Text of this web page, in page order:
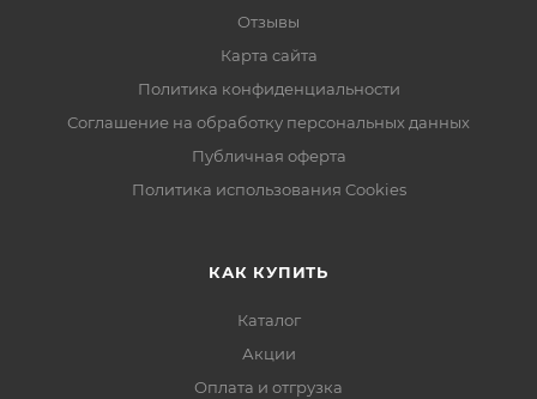
Отзывы
Карта сайта
Политика конфиденциальности
Соглашение на обработку персональных данных
Публичная оферта
Политика использования Cookies
КАК КУПИТЬ
Каталог
Акции
Оплата и отгрузка